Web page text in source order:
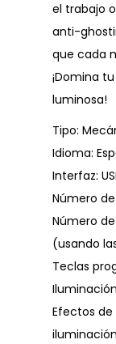
el trabajo
anti-
que cada
¡Domina
luminosa!
Tipo:
Idioma:
Interfaz:
Número
Número
(usando
Teclas
Efectos de